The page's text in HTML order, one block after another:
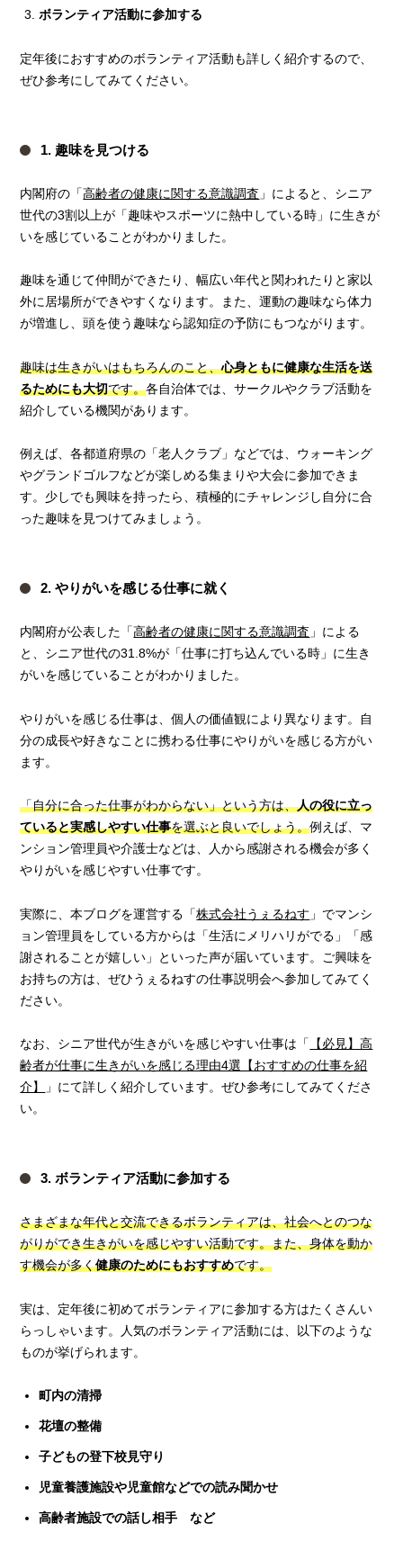
ボランティア活動に参加する
定年後におすすめのボランティア活動も詳しく紹介するので、
ぜひ参考にしてみてください。
1. 趣味を見つける
内閣府の「高齢者の健康に関する意識調査 」によると、シニア
世代の3割以上が「趣味やスポーツに熱中している時」に生きが
いを感じていることがわかりました。
趣味を通じて仲間ができたり、幅広い年代と関われたりと家以
外に居場所ができやすくなります。また、運動の趣味なら体力
が増進し、頭を使う趣味なら認知症の予防にもつながります。
趣味は生きがいはもちろんのこと、心身ともに健康な生活を送
るためにも大切です。各自治体では、サークルやクラブ活動を
紹介している機関があります。
例えば、各都道府県の「老人クラブ」などでは、ウォーキング
やグランドゴルフなどが楽しめる集まりや大会に参加できま
す。少しでも興味を持ったら、積極的にチャレンジし自分に合
った趣味を見つけてみましょう。
2. やりがいを感じる仕事に就く
内閣府が公表した「高齢者の健康に関する意識調査 」による
と、シニア世代の31.8%が「仕事に打ち込んでいる時」に生き
がいを感じていることがわかりました。
やりがいを感じる仕事は、個人の価値観により異なります。自
分の成長や好きなことに携わる仕事にやりがいを感じる方がい
ます。
「自分に合った仕事がわからない」という方は、人の役に立っ
ていると実感しやすい仕事を選ぶと良いでしょう。例えば、マ
ンション管理員や介護士などは、人から感謝される機会が多く
やりがいを感じやすい仕事です。
実際に、本ブログを運営する「株式会社うぇるねす 」でマンシ
ョン管理員をしている方からは「生活にメリハリがでる」「感
謝されることが嬉しい」といった声が届いています。ご興味を
お持ちの方は、ぜひうぇるねすの仕事説明会へ参加してみてく
ださい。
なお、シニア世代が生きがいを感じやすい仕事は「
【必見】高
齢者が仕事に生きがいを感じる理由4選【おすすめの仕事を紹
介】
」にて詳しく紹介しています。ぜひ参考にしてみてくださ
い。
3. ボランティア活動に参加する
さまざまな年代と交流できるボランティアは、社会へとのつな
がりができ生きがいを感じやすい活動です。また、身体を動か
す機会が多く健康のためにもおすすめです。
実は、定年後に初めてボランティアに参加する方はたくさんい
らっしゃいます。人気のボランティア活動には、以下のような
ものが挙げられます。
町内の清掃
花壇の整備
子どもの登下校見守り
児童養護施設や児童館などでの読み聞かせ
高齢者施設での話し相手 など